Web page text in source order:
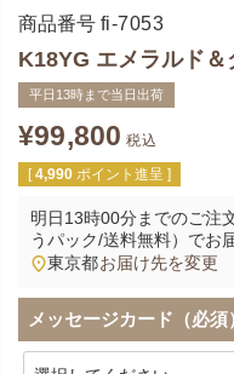
商品番号 fi-7053
K18YG エメラルド
平日13時まで当日出荷
¥99,800 税込
[ 4,990 ポイント進呈 ]
明日13時00分までのご注
うパック/送料無料） でお
東京都お届け先を変更
メッセージカード（必須